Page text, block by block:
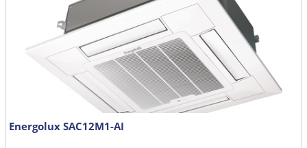
Energolux SAC12M1-AI